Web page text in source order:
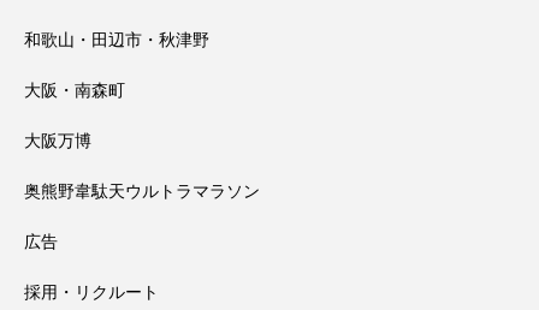
和歌山・田辺市・秋津野
大阪・南森町
大阪万博
奥熊野韋駄天ウルトラマラソン
広告
採用・リクルート